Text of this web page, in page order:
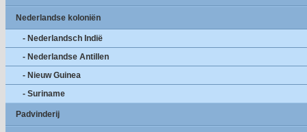
Nederlandse koloniën
- Nederlandsch Indië
- Nederlandse Antillen
- Nieuw Guinea
- Suriname
Padvinderij